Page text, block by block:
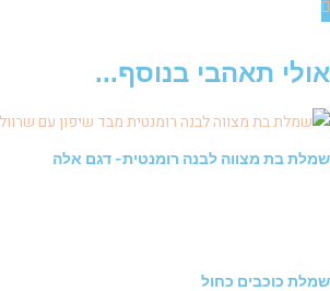
אולי תאהבי בנוסף...
שמלת בת מצווה לבנה רומנטית- דגם אלה
שמלת כוכבים כחול